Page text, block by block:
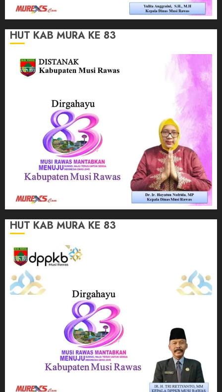
HUT KAB MURA KE 83
HUT KAB MURA KE 83